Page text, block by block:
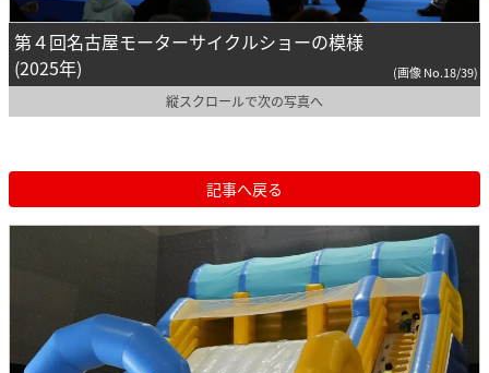
第４回名古屋モーターサイクルショーの模様
(2025年)
(画像 No.18/39)
縦スクロールで次の写真へ
記事へ戻る